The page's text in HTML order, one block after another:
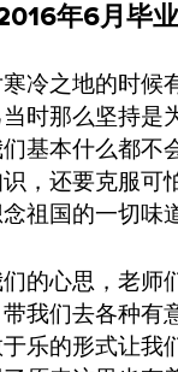
年6月毕业
冷之地的时候
时那么坚持是
基本什么都不
，还要克服可
祖国的一切味
的心思，老师
我们去各种有
乐的形式让我